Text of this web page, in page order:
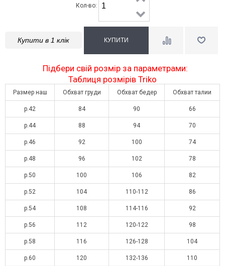
Кол-во:
Купити в 1 клік
Підбери свій розмір за параметрами:
Таблиця розмірів Triko
Размер наш Обхват груди Обхват бедер Обхват талии
р.42 84 90 66
р.44 88 94 70
р.46 92 100 74
р.48 96 102 78
р.50 100 106 82
р.52 104 110-112 86
р.54 108 114-116 92
р.56 112 120-122 98
р.58 116 126-128 104
р.60 120 132-136 110